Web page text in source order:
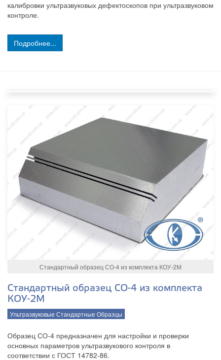
калибровки ультразвуковых дефектоскопов при ультразвуковом
контроле.
Подробнее...
Стандартный образец СО-4 из комплекта КОУ-2М
Стандартный образец СО-4 из комплекта
КОУ-2М
Ультразвуковые Стандартные Образцы
Образец СО-4 предназначен для настройки и проверки
основных параметров ультразвукового контроля в
соответствии с ГОСТ 14782-86.